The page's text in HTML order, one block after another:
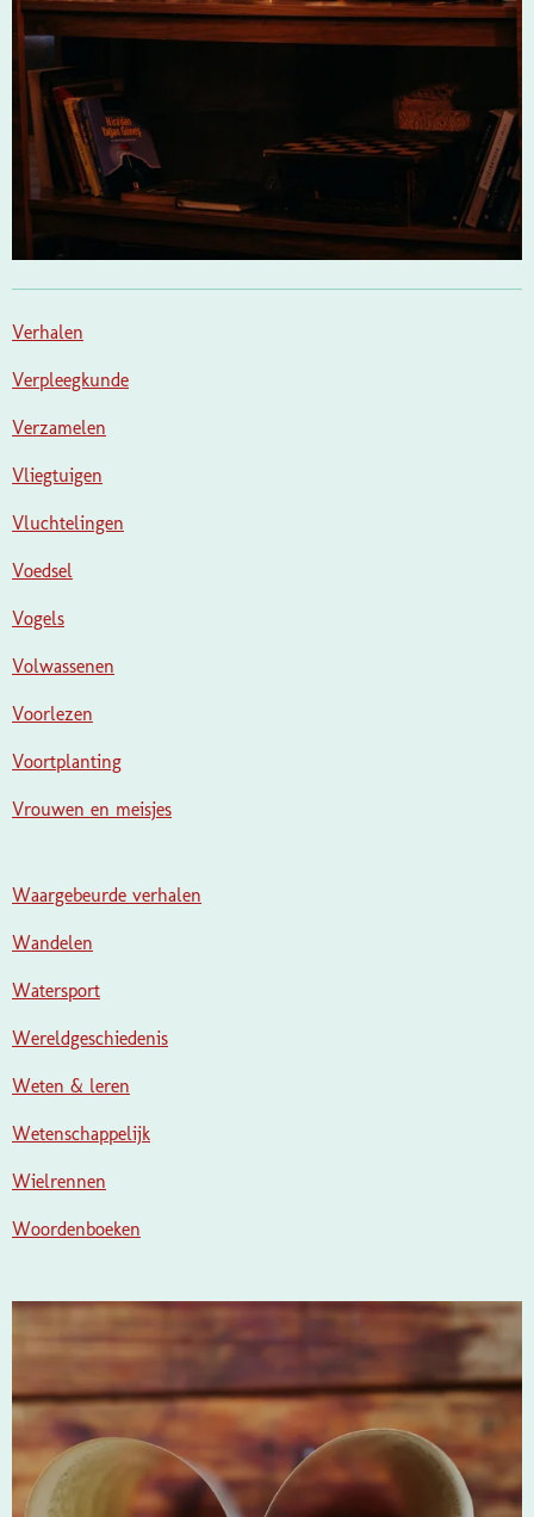
Verhalen
Verpleegkunde
Verzamelen
Vliegtuigen
Vluchtelingen
Voedsel
Vogels
Volwassenen
Voorlezen
Voortplanting
Vrouwen en meisjes
Waargebeurde verhalen
Wandelen
Watersport
Wereldgeschiedenis
Weten & leren
Wetenschappelijk
Wielrennen
Woordenboeken